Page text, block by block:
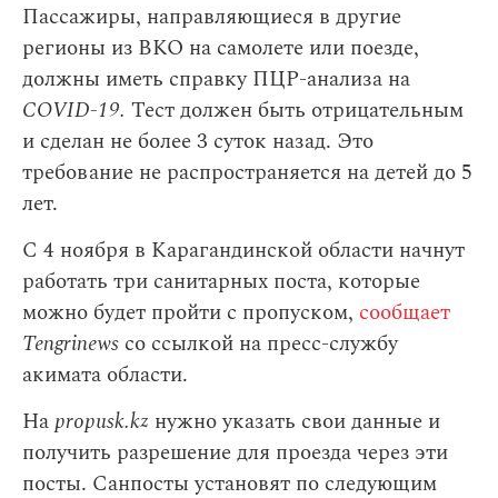
Пассажиры, направляющиеся в другие
регионы из ВКО на самолете или поезде,
должны иметь справку ПЦР-анализа на
COVID-19. Тест должен быть отрицательным
и сделан не более 3 суток назад. Это
требование не распространяется на детей до 5
лет.
С 4 ноября в Карагандинской области начнут
работать три санитарных поста, которые
можно будет пройти с пропуском, сообщает
Tengrinews со ссылкой на пресс-службу
акимата области.
Наpropusk.kz нужно указать свои данные и
получить разрешение для проезда через эти
посты. Санпосты установят по следующим